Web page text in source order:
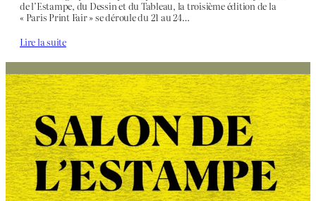
de l’Estampe, du Dessin et du Tableau, la troisième édition de la
« Paris Print Fair » se déroule du 21 au 24…
Lire la suite